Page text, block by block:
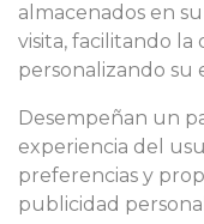
almacenados en
visita, facilitando la
personalizando su
Desempeñan un
experiencia del
preferencias y
publicidad